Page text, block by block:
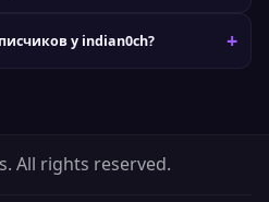
у indian0ch?
All rights reserved.